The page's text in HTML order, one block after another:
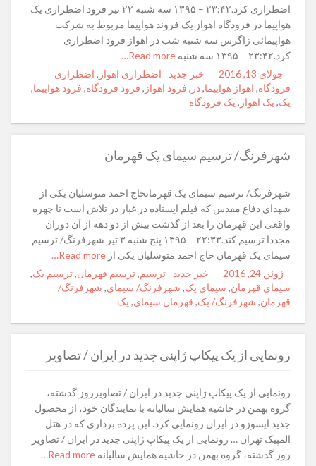
اضطراری کرد.۲۳:۴۲ – ۱۳۹۵ سه شنبه ۲۲ تیر فرود اضطراری یک
هواپیما در فرودگاه اهواز یک فروند هواپیما مربوط به شرکت
هواپیمائی زاگرس سه شنبه شب در اهواز فرود اضطراری
کرد.۲۳:۴۲ – ۱۳۹۵ سه شنبه
Posted
on
جولای 13, 2016 Author
Categories
خبر جدید Tags
اضطراری اهواز , اضطراری
فرودگاه, اهواز هواپیما,در , فرود اهواز , فرود فرودگاه, فرود هواپیما,
یک, یک اهواز , یک فرودگاه
شهرفرنگ/ ترسیم سیمای یک قهرمان
شهرفرنگ/ ترسیم سیمای یک قهرمانحاج احمد متوسلیان یکی از
شهدای دفاع مقدس که فیلم ایستاده در غبار در تلاش است تا چهره
واقعی این قهرمان را بعد از گذشت بیش از دو دهه از آن دوران
مجددا ترسیم کند.۲۲:۳۳ – ۱۳۹۵ پنج شنبه ۳ تیر شهرفرنگ/ ترسیم
سیمای یک قهرمان حاج احمد متوسلیان یکی از
Posted
on
ژوئن 24, 2016 Author
Categories
خبر جدید Tags
ترسیم,ترسیم قهرمان,ترسیم یک,
سیمای قهرمان, سیمای یک, شهرفرنگ/ سیمای, شهرفرنگ/
قهرمان, شهرفرنگ/ یک, قهرمان سیمای, یک
رونمایی از یک پیکاپ ژاپنی جدید در ایران / تصاویر
رونمایی از یک پیکاپ ژاپنی جدید در ایران / تصاویرروز گذشته،
گروه بهمن در حاشیه همایش سالیانه با نمایندگان خود، از محصول
جدید ایسوزو در ایران رونمایی کرد. این پرده برداری که در هتل
المپیک تهران … رونمایی از یک پیکاپ ژاپنی جدید در ایران / تصاویر
روز گذشته، گروه بهمن در حاشیه همایش سالیانه